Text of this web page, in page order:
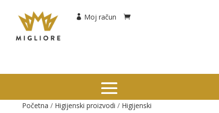
Moj račun
Početna / Higijenski proizvodi / Higijenski